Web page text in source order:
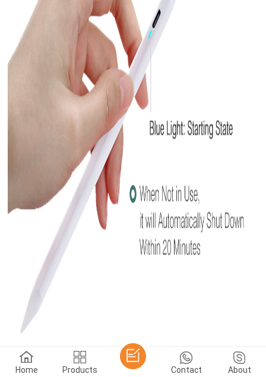
Home Products About
Contact